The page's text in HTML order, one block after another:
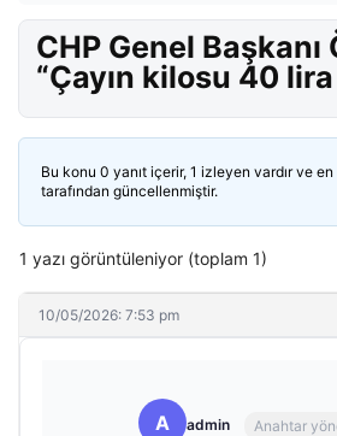
CHP Genel Başkanı
“Çayın kilosu 40 lira
Bu konu 0 yanıt içerir, 1 izleyen vardır ve en
tarafından güncellenmiştir.
1 yazı görüntüleniyor (toplam 1)
10/05/2026: 7:53 pm
A admin Anahtar